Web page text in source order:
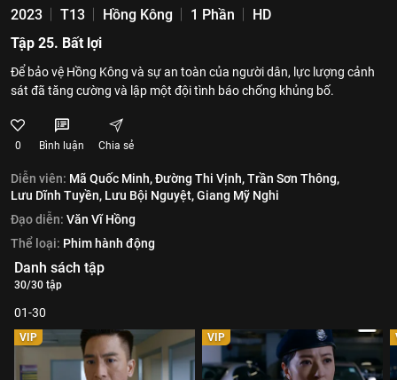
2023 T13 Hồng Kông 1 Phần
HD
Tập 25. Bất lợi
Để bảo vệ Hồng Kông và sự an toàn của người dân, lực lượng cảnh
sát đã tăng cường và lập một đội tình báo chống khủng bố.
0 Bình luận Chia sẻ
Diễn viên: Mã Quốc Minh,Đường Thi Vịnh,Trần Sơn Thông,
Lưu Dĩnh Tuyền, Lưu Bội Nguyệt,Giang Mỹ Nghi
Đạo diễn: Văn Vĩ Hồng
Thể loại: Phim hành động
Danh sách tập
30/30 tập
01-30
VIP VIP